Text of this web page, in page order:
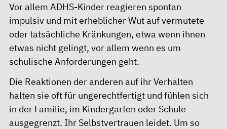
Vor allem ADHS-Kinder reagieren spontan
impulsiv und mit erheblicher Wut auf vermutete
oder tatsächliche Kränkungen, etwa wenn ihnen
etwas nicht gelingt, vor allem wenn es um
schulische Anforderungen geht.
Die Reaktionen der anderen auf ihr Verhalten
halten sie oft für ungerechtfertigt und fühlen sich
in der Familie, im Kindergarten oder Schule
ausgegrenzt. Ihr Selbstvertrauen leidet. Um so